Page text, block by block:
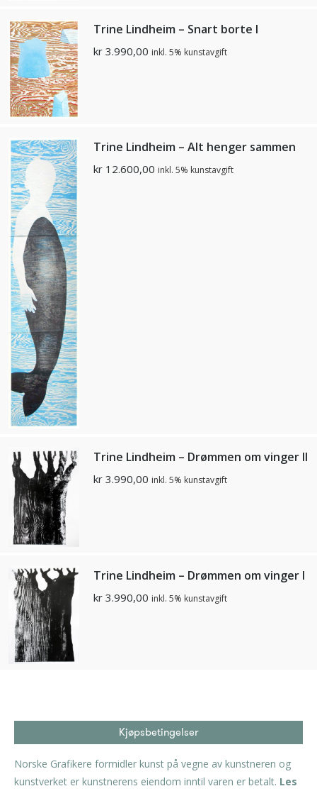
Trine Lindheim – Snart borte I
kr 3.990,00 inkl. 5% kunstavgift
Trine Lindheim – Alt henger sammen
kr 12.600,00 inkl. 5% kunstavgift
Trine Lindheim – Drømmen om vinger II
kr 3.990,00 inkl. 5% kunstavgift
Trine Lindheim – Drømmen om vinger I
kr 3.990,00 inkl. 5% kunstavgift
Kjøpsbetingelser
Norske Grafikere formidler kunst på vegne av kunstneren og
kunstverket er kunstnerens eiendom inntil varen er betalt. Les